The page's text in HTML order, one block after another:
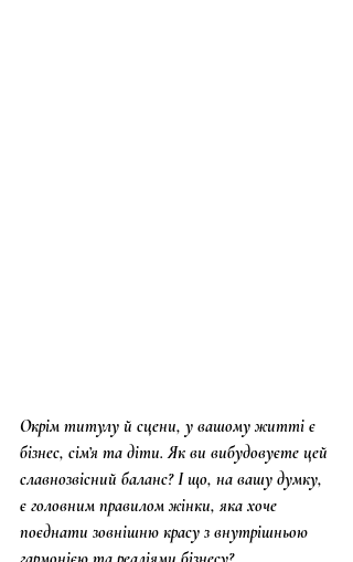
Окрім титулу й сцени, у вашому житті є
бізнес, сім’я та діти. Як ви вибудовуєте цей
славнозвісний баланс? І що, на вашу думку,
є головним правилом жінки, яка хоче
поєднати зовнішню красу з внутрішньою